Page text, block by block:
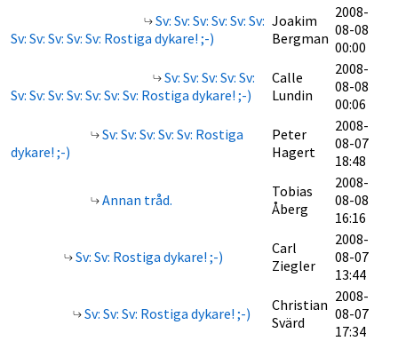
Sv: Sv: Sv: Sv: Sv: Sv:
Sv: Sv: Sv: Sv: Sv: Rostiga dykare! ;-)
Joakim
Bergman
2008-
08-08
00:00
Sv: Sv: Sv: Sv: Sv:
Sv: Sv: Sv: Sv: Sv: Sv: Sv: Rostiga dykare! ;-)
Calle
Lundin
2008-
08-08
00:06
Sv: Sv: Sv: Sv: Sv: Rostiga
dykare! ;-)
Peter
Hagert
2008-
08-07
18:48
Annan tråd.
Tobias
Åberg
2008-
08-08
16:16
Sv: Sv: Rostiga dykare! ;-)
Carl
Ziegler
2008-
08-07
13:44
Sv: Sv: Sv: Rostiga dykare! ;-)
Christian
Svärd
2008-
08-07
17:34